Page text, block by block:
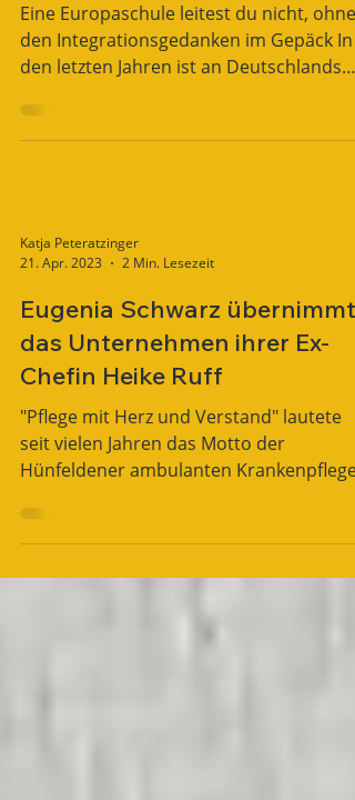
Eine Europaschule leitest du nicht, ohne
den Integrationsgedanken im Gepäck In
den letzten Jahren ist an Deutschlands
Katja Peteratzinger
21. Apr. 2023
2 Min. Lesezeit
Eugenia Schwarz übernimmt
das Unternehmen ihrer Ex-
Chefin Heike Ruff
"Pflege mit Herz und Verstand" lautete
seit vielen Jahren das Motto der
Hünfeldener ambulanten Krankenpflege